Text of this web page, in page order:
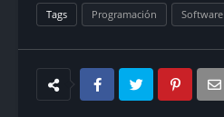
Tags Programación Software